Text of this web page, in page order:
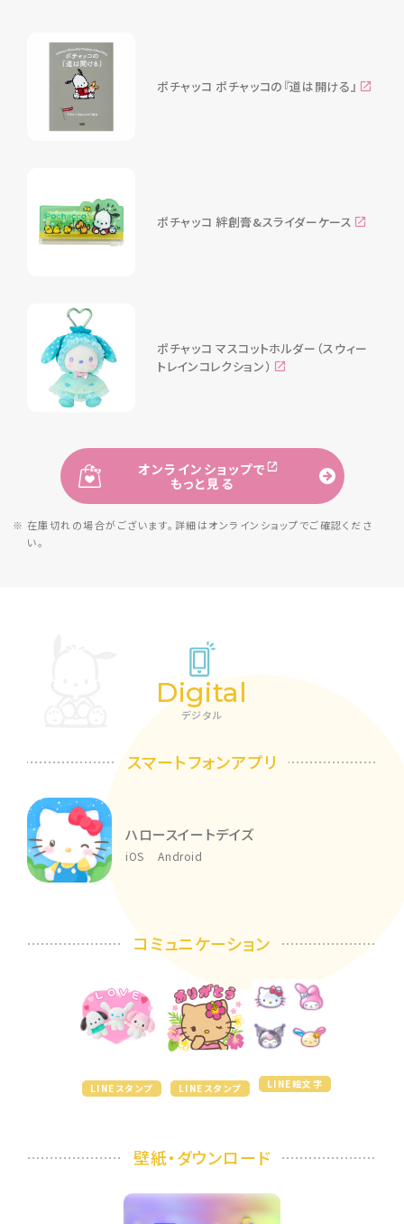
ポチャッコ ポチャッコの『道は開ける』
ポチャッコ 絆創膏&スライダーケース
ポチャッコ マスコットホルダー（スウィー
トレインコレクション）
オンラインショップで
もっと見る
※ 在庫切れの場合がございます。詳細はオンラインショップでご確認くださ
い。
Digital
デジタル
スマートフォンアプリ
ハロースイートデイズ
iOS Android
コミュニケーション
LINEスタンプ LINEスタンプ LINE絵文字
壁紙・ダウンロード